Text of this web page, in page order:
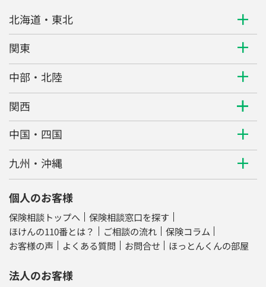
北海道・東北
関東
中部・北陸
関西
中国・四国
九州・沖縄
個人のお客様
保険相談トップへ
保険相談窓口を探す
ほけんの110番とは？
ご相談の流れ
保険コラム
お客様の声
よくある質問 お問合せ ほっとんくんの部屋
法人のお客様